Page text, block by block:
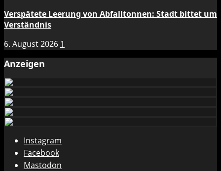
Verspätete Leerung von Abfalltonnen: Stadt bittet um
Verständnis
6. August 2026 1
Anzeigen
Instagram
Facebook
Mastodon